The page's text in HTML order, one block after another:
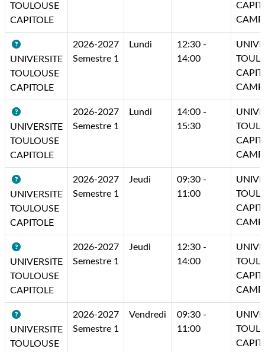
TOULOUSE
CAPITOLE
UNIVERSITE
TOULOUSE
CAPITOLE
2026-2027
Semestre 1
Lundi
12:30 -
14:00
UNIVERSITE
TOULOUSE
CAPITOLE
2026-2027
Semestre 1
Lundi
14:00 -
15:30
UNIVERSITE
TOULOUSE
CAPITOLE
2026-2027
Semestre 1
Jeudi
09:30 -
11:00
UNIVERSITE
TOULOUSE
CAPITOLE
2026-2027
Semestre 1
Jeudi
12:30 -
14:00
UNIVERSITE
TOULOUSE
2026-2027
Semestre 1
Vendredi
09:30 -
11:00